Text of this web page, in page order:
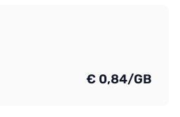
€ 0,84/GB